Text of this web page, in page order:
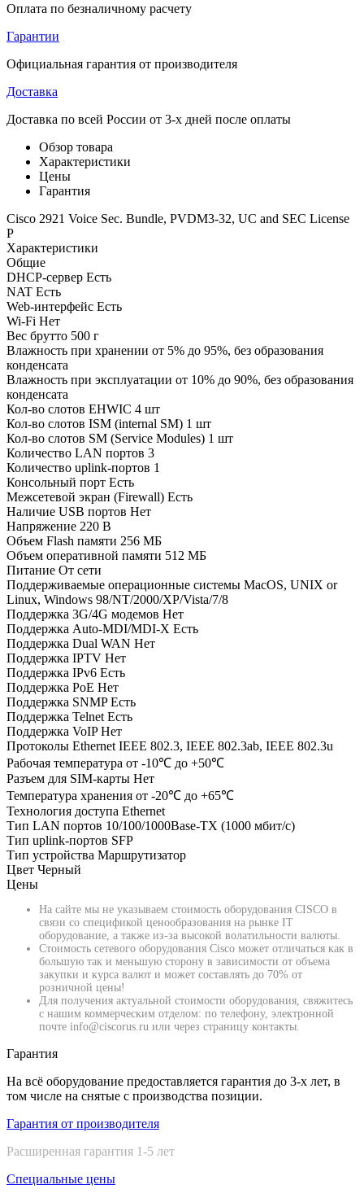
Оплата по безналичному расчету
Гарантии
Официальная гарантия от производителя
Доставка
Доставка по всей России от 3-х дней после оплаты
Обзор товара
Характеристики
Цены
Гарантия
Cisco 2921 Voice Sec. Bundle, PVDM3-32, UC and SEC License
P
Характеристики
Общие
DHCP-сервер Есть
NAT Есть
Web-интерфейс Есть
Wi-Fi Нет
Вес брутто 500 г
Влажность при хранении от 5% до 95%, без образования
конденсата
Влажность при эксплуатации от 10% до 90%, без образования
конденсата
Кол-во слотов EHWIC 4 шт
Кол-во слотов ISM (internal SM) 1 шт
Кол-во слотов SM (Service Modules) 1 шт
Количество LAN портов 3
Количество uplink-портов 1
Консольный порт Есть
Межсетевой экран (Firewall) Есть
Наличие USB портов Нет
Напряжение 220 В
Объем Flash памяти 256 МБ
Объем оперативной памяти 512 МБ
Питание От сети
Поддерживаемые операционные системы MacOS, UNIX or
Linux, Windows 98/NT/2000/XP/Vista/7/8
Поддержка 3G/4G модемов Нет
Поддержка Auto-MDI/MDI-X Есть
Поддержка Dual WAN Нет
Поддержка IPTV Нет
Поддержка IPv6 Есть
Поддержка PoE Нет
Поддержка SNMP Есть
Поддержка Telnet Есть
Поддержка VoIP Нет
Протоколы Ethernet IEEE 802.3, IEEE 802.3ab, IEEE 802.3u
Рабочая температура от -10℃ до +50℃
Разъем для SIM-карты Нет
Температура хранения от -20℃ до +65℃
Технология доступа Ethernet
Тип LAN портов 10/100/1000Base-TX (1000 мбит/с)
Тип uplink-портов SFP
Тип устройства Маршрутизатор
Цвет Черный
Цены
На сайте мы не указываем стоимость оборудования CISCO в
связи со спецификой ценообразования на рынке IT
оборудование, а также из-за высокой волатильности валюты.
Стоимость сетевого оборудования Cisco может отличаться как в
большую так и меньшую сторону в зависимости от объема
закупки и курса валют и может составлять до 70% от
розничной цены!
Для получения актуальной стоимости оборудования, свяжитесь
с нашим коммерческим отделом: по телефону, электронной
почте info@ciscorus.ru или через страницу контакты.
Гарантия
На всё оборудование предоставляется гарантия до 3-х лет, в
том числе на снятые с производства позиции.
Гарантия от производителя
Расширенная гарантия 1-5 лет
Специальные цены